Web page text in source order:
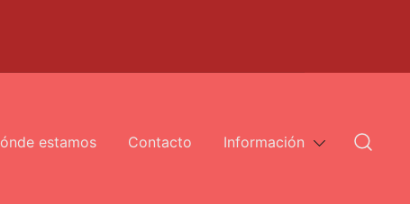
estamos Contacto Información